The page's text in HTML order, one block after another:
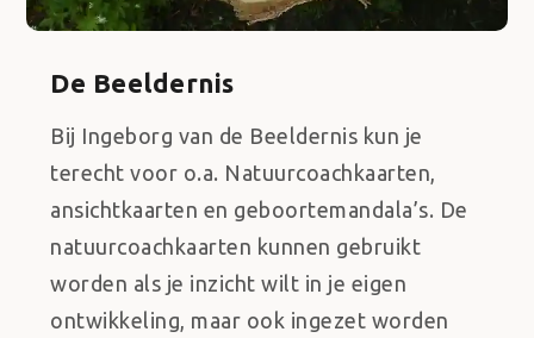
De Beeldernis
Bij Ingeborg van de Beeldernis kun je
terecht voor o.a. Natuurcoachkaarten,
ansichtkaarten en geboortemandala’s. De
natuurcoachkaarten kunnen gebruikt
worden als je inzicht wilt in je eigen
ontwikkeling, maar ook ingezet worden